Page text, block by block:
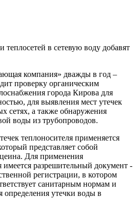
компания» дважды в год –
проверку органическим
города Кирова для
для выявления мест утечек
сетях, а также обнаружения
воды из трубопроводов.
теплоносителя применяется
представляет собой
Для применения
имеется разрешительный документ -
регистрации, в котором
санитарным нормам и
определения утечки воды в